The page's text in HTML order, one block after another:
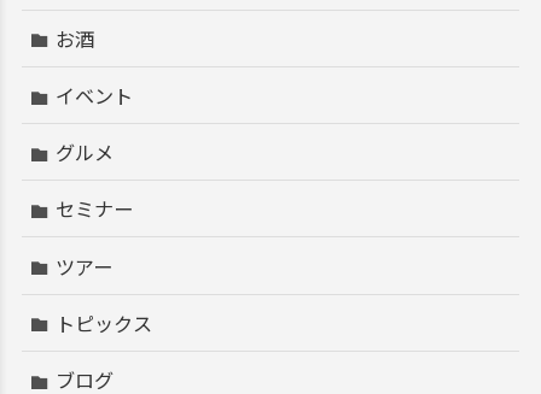
お酒
イベント
グルメ
セミナー
ツアー
トピックス
ブログ